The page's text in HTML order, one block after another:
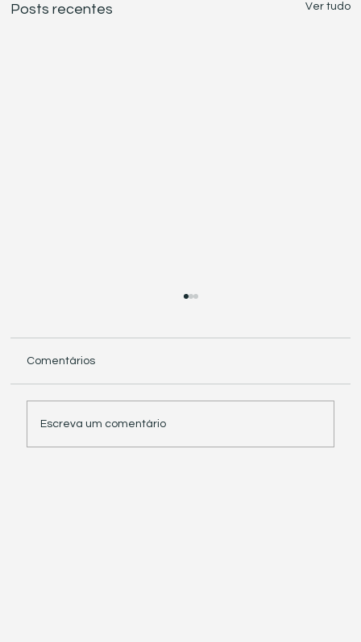
Posts recentes Ver tudo
Comentários
Escreva um comentário